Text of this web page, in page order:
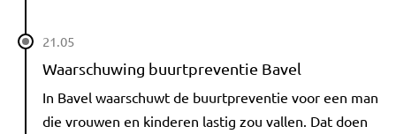
21.05
Waarschuwing buurtpreventie Bavel
In Bavel waarschuwt de buurtpreventie voor een man
die vrouwen en kinderen lastig zou vallen. Dat doen